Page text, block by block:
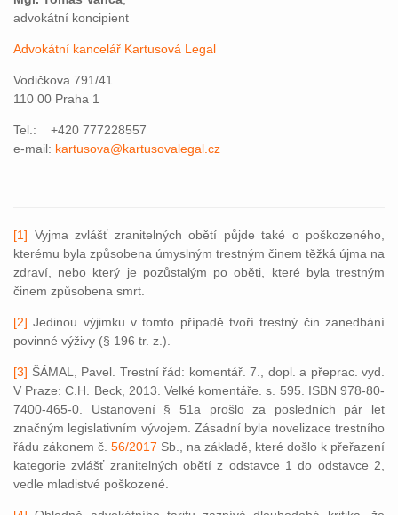
advokátní koncipient
Advokátní kancelář Kartusová Legal
Vodičkova 791/41
110 00 Praha 1
Tel.: +420 777228557
e-mail: kartusova@kartusovalegal.cz
[1] Vyjma zvlášť zranitelných obětí půjde také o poškozeného,
kterému byla způsobena úmyslným trestným činem těžká újma na
zdraví, nebo který je pozůstalým po oběti, které byla trestným
činem způsobena smrt.
[2] Jedinou výjimku v tomto případě tvoří trestný čin zanedbání
povinné výživy (§ 196 tr. z.).
[3] ŠÁMAL, Pavel. Trestní řád: komentář. 7., dopl. a přeprac. vyd.
V Praze: C.H. Beck, 2013. Velké komentáře. s. 595. ISBN 978-80-
7400-465-0. Ustanovení § 51a prošlo za posledních pár let
značným legislativním vývojem. Zásadní byla novelizace trestního
řádu zákonem č. 56/2017 Sb., na základě, které došlo k přeřazení
kategorie zvlášť zranitelných obětí z odstavce 1 do odstavce 2,
vedle mladistvé poškozené.